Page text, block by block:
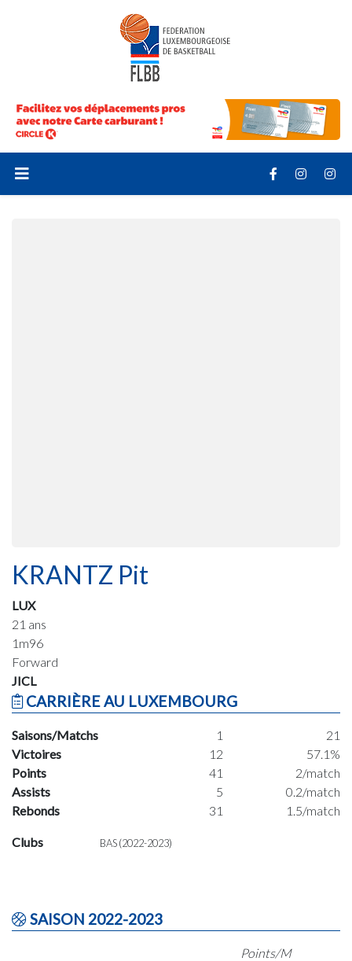
KRANTZ Pit
LUX
21 ans
1m96
Forward
JICL
CARRIÈRE AU LUXEMBOURG
Saisons/Matchs 1
21
Victoires
12
57.1%
Points
41
2/match
Assists
5
0.2/match
Rebonds
31 1.5/match
Clubs BAS (2022-2023)
SAISON 2022-2023
Points/M